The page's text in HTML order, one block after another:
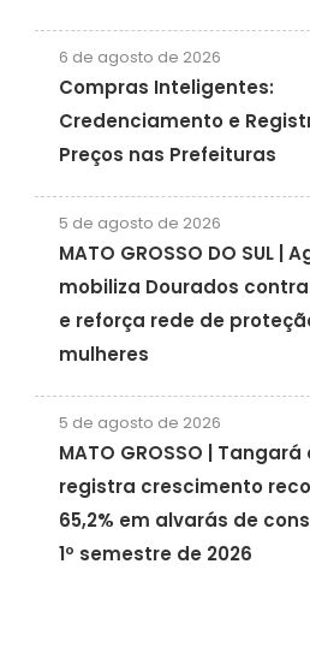
6 de agosto de 2026
Compras Inteligentes:
Credenciamento e
Preços nas Prefeituras
5 de agosto de 2026
MATO GROSSO DO SUL |
mobiliza Dourados
e reforça rede de
mulheres
5 de agosto de 2026
MATO GROSSO |
registra crescimento
65,2% em alvarás de
1º semestre de 2026